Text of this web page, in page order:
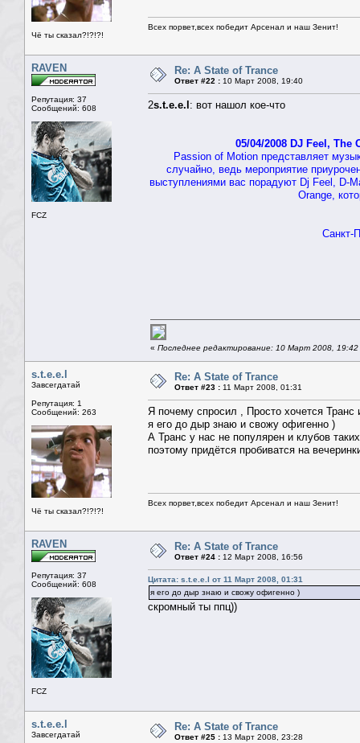
Чё ты сказал?!?!?!
Всех порвет,всех победит Арсенал и наш Зенит!
RAVEN
Репутация: 37
Сообщений: 608
FCZ
Re: A State of Trance
Ответ #22 : 10 Март 2008, 19:40
2s.t.e.e.l : вот нашол кое-что
05/04/2008 DJ Feel, The
Passion of Motion представляет
случайно, ведь мероприятие
выступлениями вас порадуют Dj Feel, D-
Orange,
Санкт-
« Последнее редактирование: 10 Март 2008, 19:42
s.t.e.e.l
Завсегдатай
Репутация: 1
Сообщений: 263
Чё ты сказал?!?!?!
Re: A State of Trance
Ответ #23 : 11 Март 2008, 01:31
Я почему спросил , Просто хочется Транс
я его до дыр знаю и свожу офигенно )
А Транс у нас не популярен и клубов
поэтому придётся пробиватся на
Всех порвет,всех победит Арсенал и наш Зенит!
RAVEN
Репутация: 37
Сообщений: 608
FCZ
Re: A State of Trance
Ответ #24 : 12 Март 2008, 16:56
Цитата: s.t.e.e.l от 11 Март 2008, 01:31
я его до дыр знаю и свожу офигенно )
скромный ты ппц))
s.t.e.e.l
Завсегдатай
Re: A State of Trance
Ответ #25 : 13 Март 2008, 23:28